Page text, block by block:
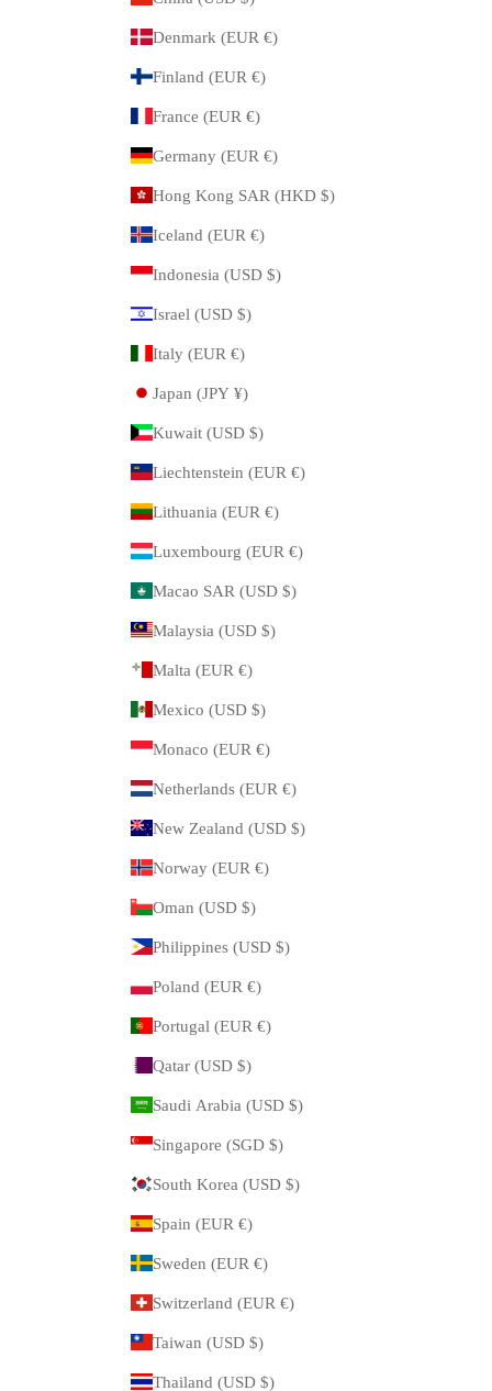
Denmark (EUR €)
Finland (EUR €)
France (EUR €)
Germany (EUR €)
Hong Kong SAR (HKD $)
Iceland (EUR €)
Indonesia (USD $)
Israel (USD $)
Italy (EUR €)
Japan (JPY ¥)
Kuwait (USD $)
Liechtenstein (EUR €)
Lithuania (EUR €)
Luxembourg (EUR €)
Macao SAR (USD $)
Malaysia (USD $)
Malta (EUR €)
Mexico (USD $)
Monaco (EUR €)
Netherlands (EUR €)
New Zealand (USD $)
Norway (EUR €)
Oman (USD $)
Philippines (USD $)
Poland (EUR €)
Portugal (EUR €)
Qatar (USD $)
Saudi Arabia (USD $)
Singapore (SGD $)
South Korea (USD $)
Spain (EUR €)
Sweden (EUR €)
Switzerland (EUR €)
Taiwan (USD $)
Thailand (USD $)